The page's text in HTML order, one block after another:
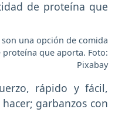
una opción de comida
que aporta. Foto:
Pixabay
rápido y fácil,
garbanzos con